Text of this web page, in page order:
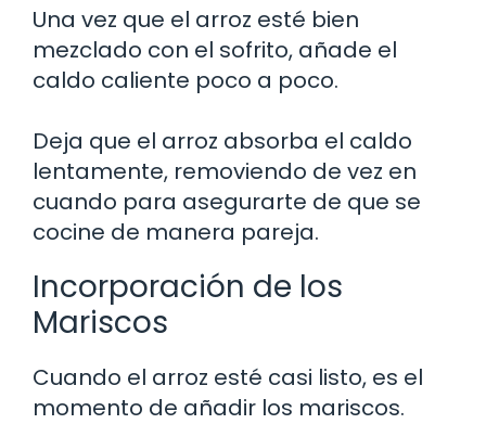
Una vez que el arroz esté bien
mezclado con el sofrito, añade el
caldo caliente poco a poco.
Deja que el arroz absorba el caldo
lentamente, removiendo de vez en
cuando para asegurarte de que se
cocine de manera pareja.
Incorporación de los
Mariscos
Cuando el arroz esté casi listo, es el
momento de añadir los mariscos.